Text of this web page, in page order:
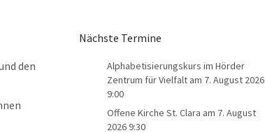
den
Nächste Termine
Alphabetisierungskurs im Hörder
Zentrum für Vielfalt am 7. August 2026
9:00
Offene Kirche St. Clara am 7. August
2026 9:30